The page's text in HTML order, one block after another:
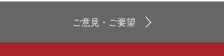
ご意見・ご要望